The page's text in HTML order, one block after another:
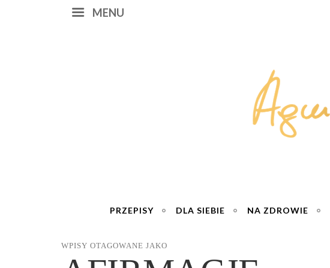
MENU
PRZEPISY DLA SIEBIE NA ZDROWIE
WPISY OTAGOWANE JAKO